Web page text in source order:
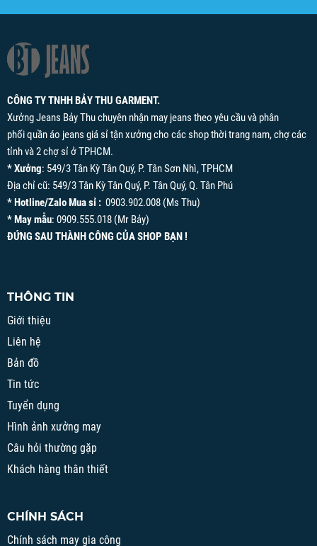
CÔNG TY TNHH BẢY THU GARMENT.
Xưởng Jeans Bảy Thu chuyên nhận may jeans theo yêu cầu và phân
phối quần áo jeans giá sỉ tận xưởng cho các shop thời trang nam, chợ các
tỉnh và 2 chợ sỉ ở TPHCM.
* Xưởng: 549/3 Tân Kỳ Tân Quý, P. Tân Sơn Nhì, TPHCM
Địa chỉ cũ: 549/3 Tân Kỳ Tân Quý, P. Tân Quý, Q. Tân Phú
* Hotline/Zalo Mua sỉ : 0903.902.008 (Ms Thu)
* May mẫu: 0909.555.018 (Mr Bảy)
ĐỨNG SAU THÀNH CÔNG CỦA SHOP BẠN !
THÔNG TIN
Giới thiệu
Liên hệ
Bản đồ
Tin tức
Tuyển dụng
Hình ảnh xưởng may
Câu hỏi thường gặp
Khách hàng thân thiết
CHÍNH SÁCH
Chính sách may gia công